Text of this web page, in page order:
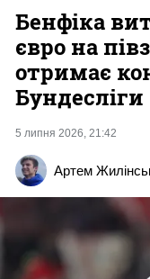
Бенфіка
євро на
отримає
Бундесліги
5 липня 2026, 21:42
Артем